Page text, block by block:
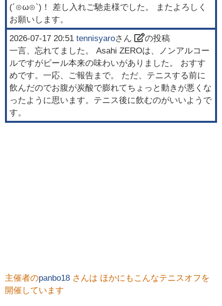
(⁠´⁠⊙⁠ω⁠⊙⁠`⁠)⁠！ 差し入れご馳走様でした。 またよろしく
お願いします。
2026-07-17 20:51 tennisyaroさん
の投稿
一言、忘れてました。 Asahi ZEROは、ノンアルコー
ルですがビール本来の味わいがありました。 おすす
めです。一応、ご報告まで。 ただ、テニスする前に
飲んだのでお腹が炭酸で膨れてちょっと動きが悪くな
ったように思います。テニス後に飲むのがいいようで
す。
主催者のpanbo18 さんは ほかにもこんなテニスオフを
開催しています